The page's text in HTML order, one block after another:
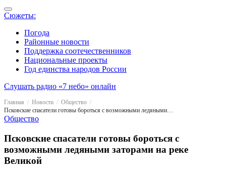
Сюжеты:
Погода
Районные новости
Поддержка соотечественников
Национальные проекты
Год единства народов России
Слушать радио «7 небо» онлайн
Главная Новости
Общество
Псковские спасатели готовы бороться с возможными ледяными заторами на реке Великой
Общество
Псковские спасатели готовы бороться с
возможными ледяными заторами на реке
Великой